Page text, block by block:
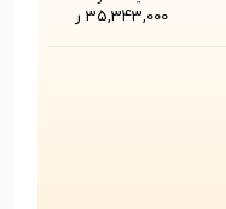
35,343,000 ر